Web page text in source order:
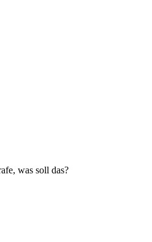
was soll das?